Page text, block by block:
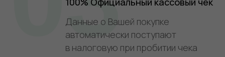
Данные о Вашей покупке
автоматически поступают
в налоговую при пробитии чека